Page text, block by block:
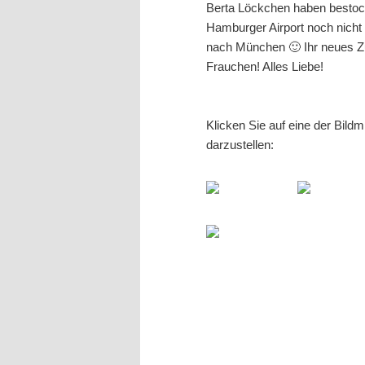
Berta Löckchen haben
Hamburger Airport noch
nach München 🙂 Ihr neues
Frauchen! Alles Liebe!
Klicken Sie auf eine der
darzustellen: